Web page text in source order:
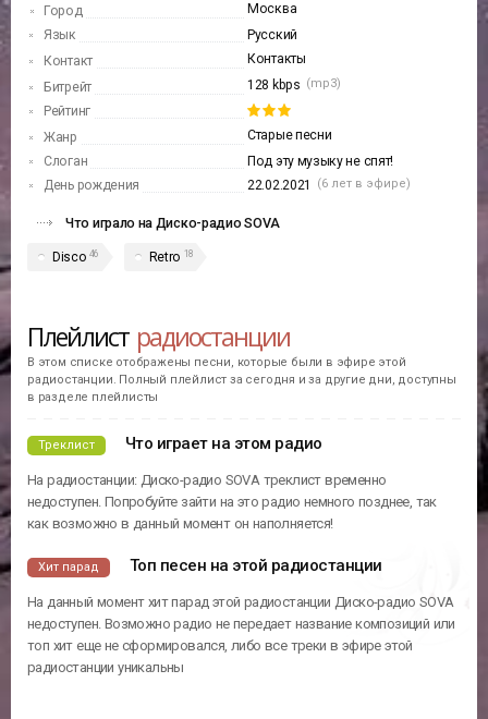
Город
Москва
Язык
Русский
Контакт
Контакты
Битрейт
128 kbps (mp3)
Рейтинг
Жанр
Старые песни
Слоган
Под эту музыку не спят!
День рождения
22.02.2021 (6 лет в эфире)
Что играло на Диско-радио SOVA
Disco 46 Retro 18
Плейлист радиостанции
В этом списке отображены песни, которые были в эфире этой
радиостанции. Полный плейлист за сегодня и за другие дни, доступны
в разделе плейлисты
Треклист Что играет на этом радио
На радиостанции: Диско-радио SOVA треклист временно
недоступен. Попробуйте зайти на это радио немного позднее, так
как возможно в данный момент он наполняется!
Хит парад Топ песен на этой радиостанции
На данный момент хит парад этой радиостанции Диско-радио SOVA
недоступен. Возможно радио не передает название композиций или
топ хит еще не сформировался, либо все треки в эфире этой
радиостанции уникальны